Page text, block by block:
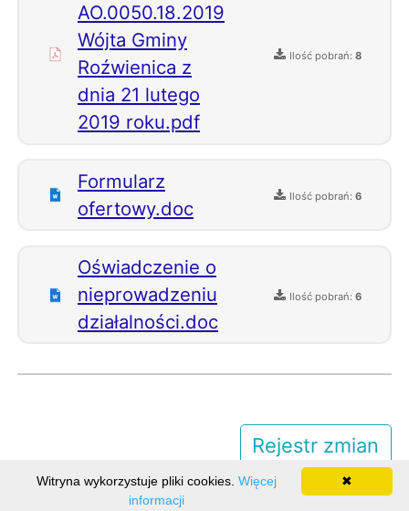
AO.0050.18.2019
Wójta Gminy
Roźwienica z
dnia 21 lutego
2019 roku.pdf
Ilość pobrań: 8
Formularz
ofertowy.doc
Ilość pobrań: 6
Oświadczenie o
nieprowadzeniu
działalności.doc
Ilość pobrań: 6
Rejestr zmian
Ilość odwiedzin: 6966282
✖
Witryna wykorzystuje pliki cookies. Więcej
informacji